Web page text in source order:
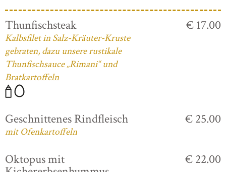
Thunfischsteak
Kalbsfilet in Salz-Kräuter-Kruste
gebraten, dazu unsere rustikale
Thunfischsauce „Rimani“ und
Bratkartoffeln
€ 17.00
Geschnittenes Rindfleisch
mit Ofenkartoffeln
€ 25.00
Oktopus mit € 22.00